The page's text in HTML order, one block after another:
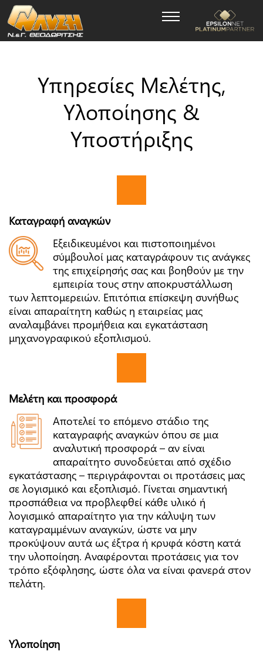
Υπηρεσίες Μελέτης,
Υλοποίησης &
Υποστήριξης
Καταγραφή αναγκών
Εξειδικευμένοι και πιστοποιημένοι
σύμβουλοί μας καταγράφουν τις ανάγκες
της επιχείρησής σας και βοηθούν με την
εμπειρία τους στην αποκρυστάλλωση
των λεπτομερειών. Επιτόπια επίσκεψη συνήθως
είναι απαραίτητη καθώς η εταιρείας μας
αναλαμβάνει προμήθεια και εγκατάσταση
μηχανογραφικού εξοπλισμού.
Μελέτη και προσφορά
Αποτελεί το επόμενο στάδιο της
καταγραφής αναγκών όπου σε μια
αναλυτική προσφορά – αν είναι
απαραίτητο συνοδεύεται από σχέδιο
εγκατάστασης – περιγράφονται οι προτάσεις μας
σε λογισμικό και εξοπλισμό. Γίνεται σημαντική
προσπάθεια να προβλεφθεί κάθε υλικό ή
λογισμικό απαραίτητο για την κάλυψη των
καταγραμμένων αναγκών, ώστε να μην
προκύψουν αυτά ως έξτρα ή κρυφά κόστη κατά
την υλοποίηση. Αναφέρονται προτάσεις για τον
τρόπο εξόφλησης, ώστε όλα να είναι φανερά στον
πελάτη.
Υλοποίηση